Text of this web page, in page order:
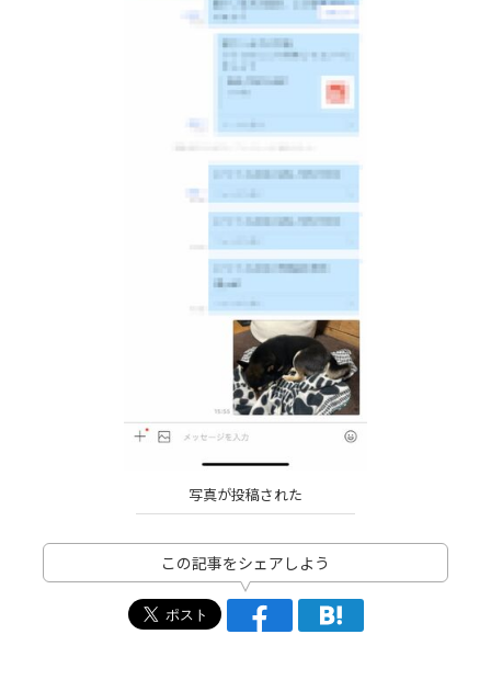
写真が投稿された
この記事をシェアしよう